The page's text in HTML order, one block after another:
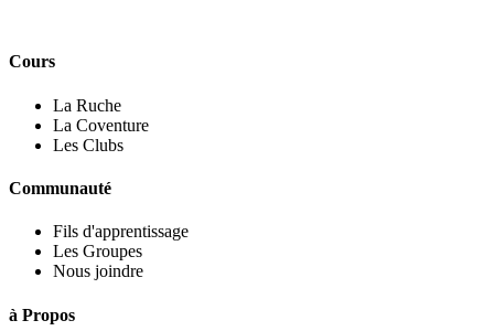
Cours
La Ruche
La Coventure
Les Clubs
Communauté
Fils d'apprentissage
Les Groupes
Nous joindre
à Propos